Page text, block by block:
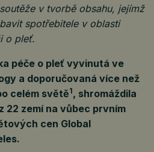
v tvorbě obsahu, jejímž
spotřebitele v oblasti
o pleť.
péče o pleť vyvinutá ve
a doporučovaná více než
celém světě1, shromáždila
22 zemí na vůbec prvním
cen Global